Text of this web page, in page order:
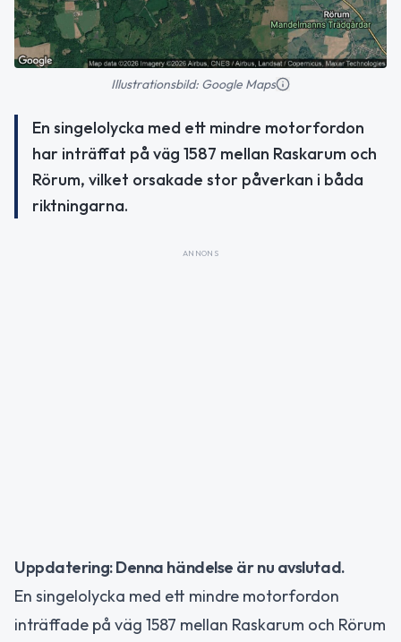
Illustrationsbild: Google Maps
En singelolycka med ett mindre motorfordon
har inträffat på väg 1587 mellan Raskarum och
Rörum, vilket orsakade stor påverkan i båda
riktningarna.
ANNONS
Uppdatering: Denna händelse är nu avslutad.
En singelolycka med ett mindre motorfordon
inträffade på väg 1587 mellan Raskarum och Rörum